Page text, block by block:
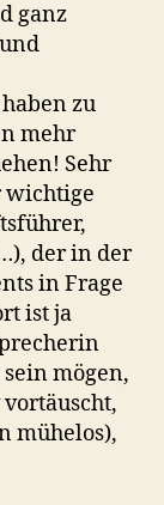
ganz
und
zu
mehr
Sehr
wichtige
der in der
in Frage
ist ja
mögen,
mühelos),